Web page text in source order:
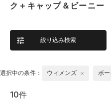
ク＋キャップ＆ビーニー
絞り込み検索
選択中の条件： ウィメンズ ボ
10件